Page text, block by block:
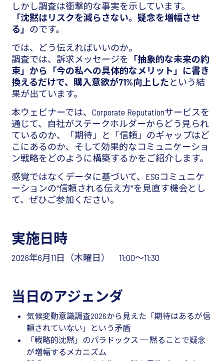
しかし調査は衝撃的な事実を示しています。
「沈黙はリスクを減らさない。疑念を増幅させ
る」 のです。
では、どう伝えればいいのか。
調査では、訴求メッセージを 「抽象的な未来の約
束」から「今の私への具体的なメリット」に書き
換えるだけで、購入意欲が71%向上したという結
果が出ています。
本ウェビナーでは、Corporate Reputationサービスを
通じて、自社がステークホルダーからどう見られ
ているのか、「期待」と「信頼」のギャップはど
こにあるのか、そして効果的なコミュニケーショ
ン戦略をどのように構築するかをご紹介します。
感覚ではなくデータに基づいて、ESGコミュニケ
ーションの"信頼される伝え方"を見直す機会とし
て、ぜひご参加ください。
実施日時
2026年6月11日（木曜日） 11:00～11:30
当日のアジェンダ
気候変動意識調査2026から見えた「期待はあるが信
頼されていない」という矛盾
「戦略的沈黙」のパラドックス ─ 黙ることで疑念
が増幅するメカニズム